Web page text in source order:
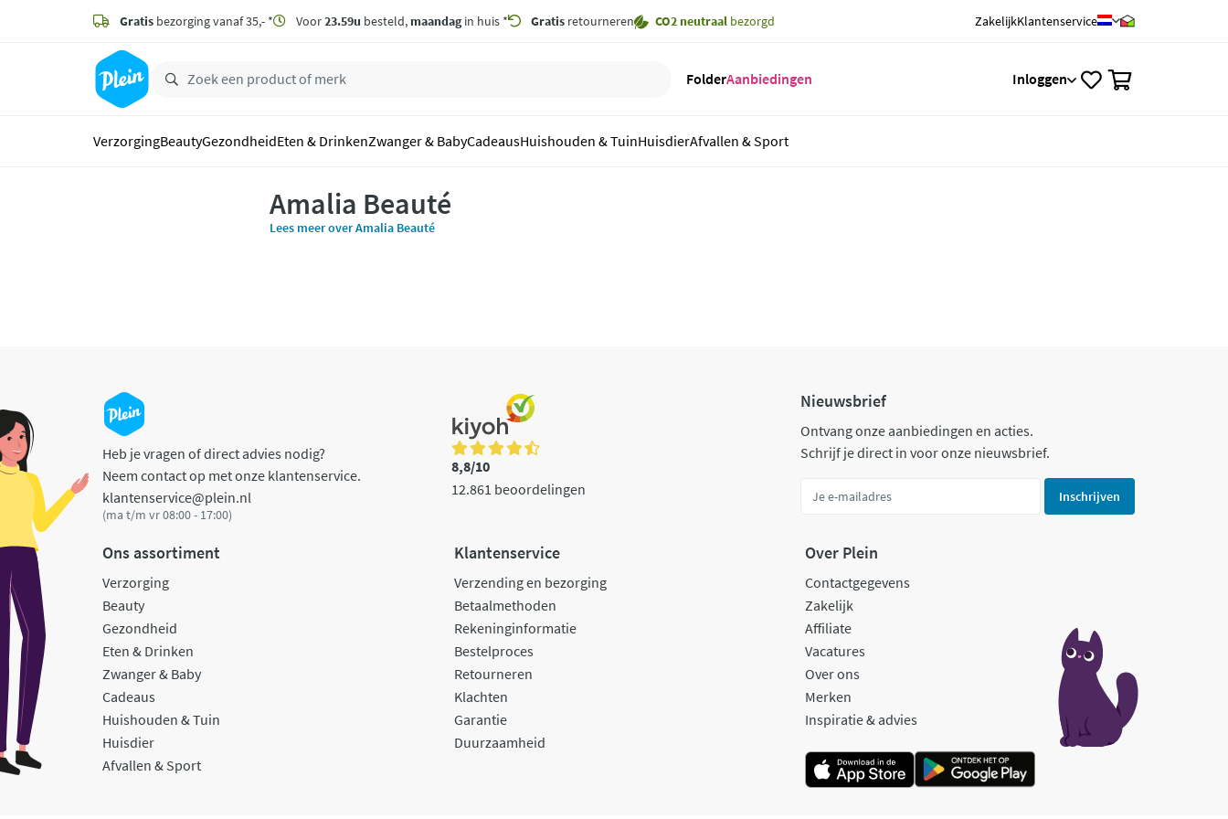
zoeken
hoofdinhoud
Gratis bezorging vanaf 35,- * Voor23.59u besteld, maandagin huis * Gratis retourneren CO2 neutraal bezorgd ZakelijkKlantenservice
FolderAanbiedingen Inloggen
VerzorgingBeautyGezondheidEten & DrinkenZwanger & BabyCadeausHuishouden & TuinHuisdierAfvallen & Sport
Amalia Beauté
Lees meer over Amalia Beauté
Heb je vragen of direct advies nodig?
Neem contact op met onze klantenservice.
klantenservice@plein.nl
(ma t/m vr 08:00 - 17:00)
8,8/10
12.861 beoordelingen
Nieuwsbrief
Ontvang onze aanbiedingen en acties.
Schrijf je direct in voor onze nieuwsbrief.
Inschrijven
Ons assortiment
Verzorging
Beauty
Gezondheid
Eten & Drinken
Zwanger & Baby
Cadeaus
Huishouden & Tuin
Huisdier
Afvallen & Sport
Klantenservice
Verzending en bezorging
Betaalmethoden
Rekeninginformatie
Bestelproces
Retourneren
Klachten
Garantie
Duurzaamheid
Over Plein
Contactgegevens
Zakelijk
Affiliate
Vacatures
Over ons
Merken
Inspiratie & advies